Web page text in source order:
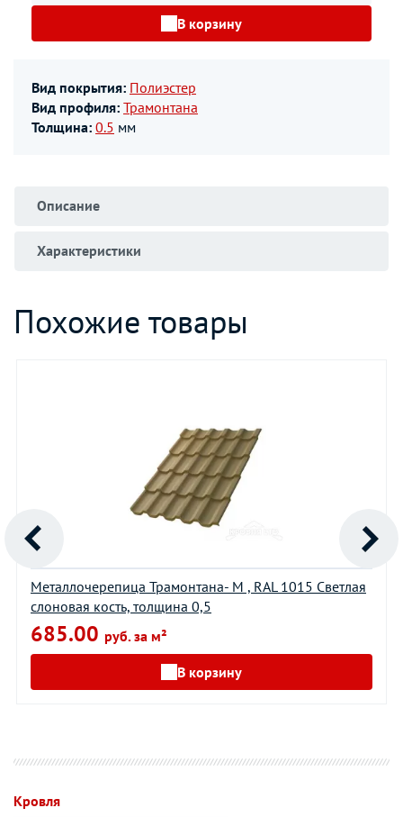
В корзину
Вид покрытия: Полиэстер
Вид профиля: Трамонтана
Толщина: 0.5 мм
Описание
Характеристики
Похожие товары
Металлочерепица Трамонтана- M , RAL 1015 Светлая
слоновая кость, толщина 0,5
685.00 руб. за м²
В корзину
Кровля